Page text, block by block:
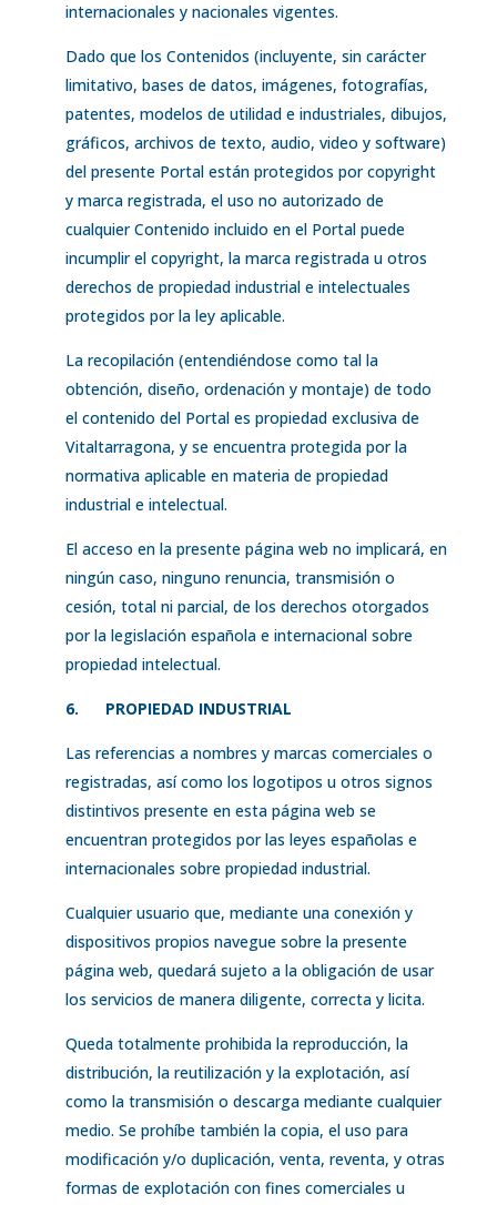
internacionales y nacionales vigentes.
Dado que los Contenidos (incluyente, sin carácter
limitativo, bases de datos, imágenes, fotografías,
patentes, modelos de utilidad e industriales, dibujos,
gráficos, archivos de texto, audio, video y software)
del presente Portal están protegidos por copyright
y marca registrada, el uso no autorizado de
cualquier Contenido incluido en el Portal puede
incumplir el copyright, la marca registrada u otros
derechos de propiedad industrial e intelectuales
protegidos por la ley aplicable.
La recopilación (entendiéndose como tal la
obtención, diseño, ordenación y montaje) de todo
el contenido del Portal es propiedad exclusiva de
Vitaltarragona, y se encuentra protegida por la
normativa aplicable en materia de propiedad
industrial e intelectual.
El acceso en la presente página web no implicará, en
ningún caso, ninguno renuncia, transmisión o
cesión, total ni parcial, de los derechos otorgados
por la legislación española e internacional sobre
propiedad intelectual.
6. PROPIEDAD INDUSTRIAL
Las referencias a nombres y marcas comerciales o
registradas, así como los logotipos u otros signos
distintivos presente en esta página web se
encuentran protegidos por las leyes españolas e
internacionales sobre propiedad industrial.
Cualquier usuario que, mediante una conexión y
dispositivos propios navegue sobre la presente
página web, quedará sujeto a la obligación de usar
los servicios de manera diligente, correcta y licita.
Queda totalmente prohibida la reproducción, la
distribución, la reutilización y la explotación, así
como la transmisión o descarga mediante cualquier
medio. Se prohíbe también la copia, el uso para
modificación y/o duplicación, venta, reventa, y otras
formas de explotación con fines comerciales u